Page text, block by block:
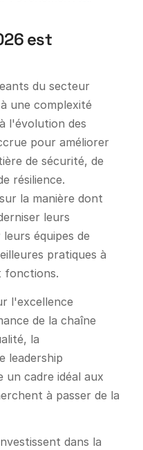
est
du secteur
une complexité
l'évolution des
pour améliorer
de sécurité, de
résilience.
la manière dont
leurs
équipes de
pratiques à
fonctions.
l'excellence
de la chaîne
la
leadership
cadre idéal aux
à passer de la
dans la